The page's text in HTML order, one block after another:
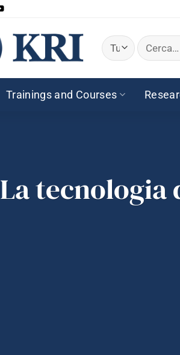
Cerca:
Trainings and Courses
La tecnologia